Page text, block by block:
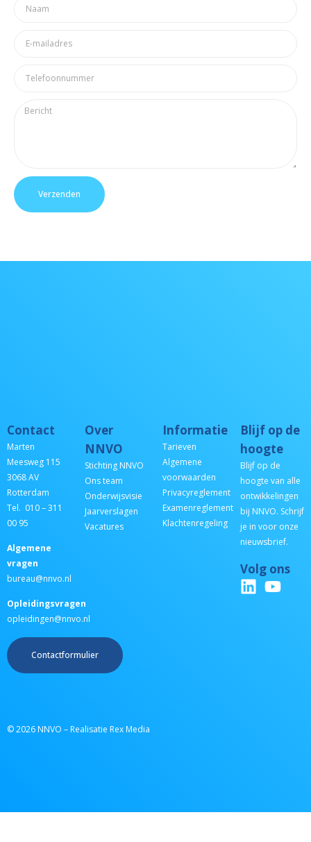
Verzenden
Contact
Marten
Meesweg 115
3068 AV
Rotterdam
Tel. 010 – 311
00 95
Algemene
vragen
bureau@nnvo.nl
Opleidingsvragen
opleidingen@nnvo.nl
Contactformulier
Over
NNVO
Stichting NNVO
Ons team
Onderwijsvisie
Jaarverslagen
Vacatures
Informatie
Tarieven
Algemene
voorwaarden
Privacyreglement
Examenreglement
Klachtenregeling
Blijf op de
hoogte
Blijf op de
hoogte van alle
ontwikkelingen
bij NNVO. Schrijf
je in voor onze
nieuwsbrief.
Volg ons
© 2026 NNVO – Realisatie Rex Media